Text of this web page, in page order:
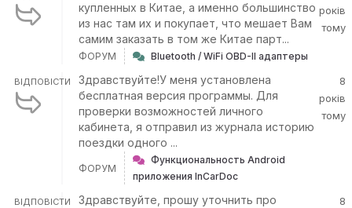
купленных в Китае, а именно большинство
из нас там их и покупает, что мешает Вам
самим заказать в том же Китае парт...
років
тому
ФОРУМ Bluetooth / WiFi OBD-II адаптеры
ВІДПОВІСТИ
Здравствуйте!У меня установлена
бесплатная версия программы. Для
проверки возможностей личного
кабинета, я отправил из журнала историю
поездки одного ...
8
років
тому
ФОРУМ
Функциональность Android
приложения InCarDoc
ВІДПОВІСТИ
Здравствуйте, прошу уточнить про
8